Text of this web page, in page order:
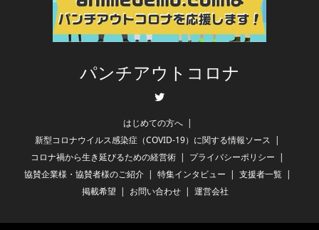
パンチアウトコロナ
はじめての方へ
新型コロナウイルス感染症（COVID-19）に関する情報ソース
コロナ禍から生き延びるための経営術
プライバシーポリシー
協賛企業様・協賛者様のご紹介
特集インタビュー
支援者一覧
掲載希望
お問い合わせ 運営会社